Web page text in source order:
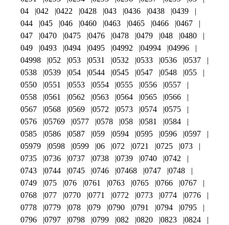
04
042 0422 0428 043 0436 0438
0439
044
045 046 0460 0463 0465 0466
0467
047
0470 0475 0476 0478 0479 048
0480
049
0493 0494 0495 04992 04994
04996
04998
052 053 0531 0532 0533 0536
0537
0538
0539 054 0544 0545 0547 0548
055
0550
0551 0553 0554 0555 0556
0557
0558
0561 0562 0563 0564 0565
0566
0567
0568 0569 0572 0573 0574
0575
0576
05769 0577 0578 058 0581
0584
0585
0586 0587 059 0594 0595 0596
0597
05979
0598 0599 06 072 0721 0725
073
0735
0736 0737 0738 0739 0740
0742
0743
0744 0745 0746 07468 0747
0748
0749
075 076 0761 0763 0765 0766
0767
0768
077 0770 0771 0772 0773 0774
0776
0778
0779 078 079 0790 0791 0794
0795
0796
0797 0798 0799 082 0820 0823
0824